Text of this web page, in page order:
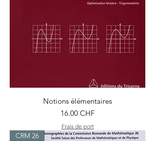
Notions élémentaires
Prix
16.00 CHF
Frais de port
CRM 26